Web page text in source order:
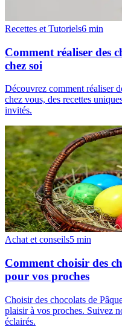
Recettes et Tutoriels6 min
Comment réaliser des
chez soi
Découvrez comment réaliser
chez vous, des recettes
invités.
Achat et conseils5 min
Comment choisir des
pour vos proches
Choisir des chocolats de
plaisir à vos proches. Suivez
éclairés.